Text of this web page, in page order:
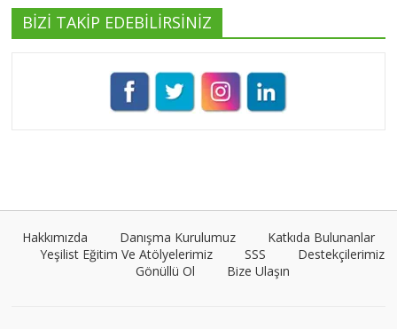
BİZİ TAKİP EDEBİLİRSİNİZ
Hakkımızda Danışma Kurulumuz
Katkıda Bulunanlar
Yeşilist Eğitim Ve Atölyelerimiz
SSS
Destekçilerimiz
Gönüllü Ol
Bize Ulaşın